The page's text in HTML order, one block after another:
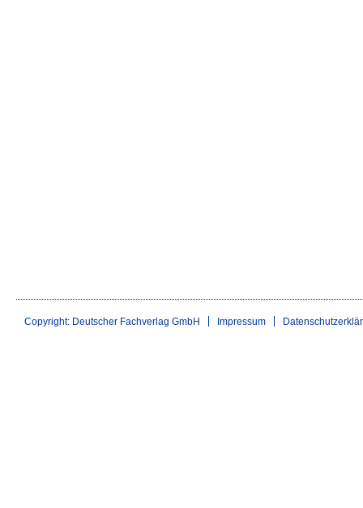
Copyright: Deutscher Fachverlag GmbH Impressum